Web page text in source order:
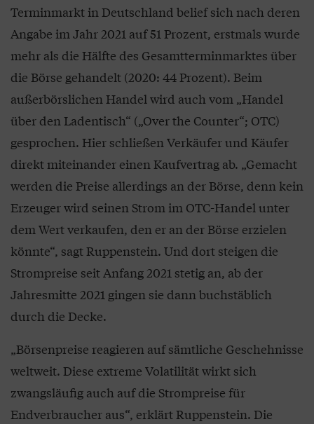
Terminmarkt in Deutschland belief sich nach deren
Angabe im Jahr 2021 auf 51 Prozent, erstmals wurde
mehr als die Hälfte des Gesamtterminmarktes über
die Börse gehandelt (2020: 44 Prozent). Beim
außerbörslichen Handel wird auch vom „Handel
über den Ladentisch“ („Over the Counter“; OTC)
gesprochen. Hier schließen Verkäufer und Käufer
direkt miteinander einen Kaufvertrag ab. „Gemacht
werden die Preise allerdings an der Börse, denn kein
Erzeuger wird seinen Strom im OTC-Handel unter
dem Wert verkaufen, den er an der Börse erzielen
könnte“, sagt Ruppenstein. Und dort steigen die
Strompreise seit Anfang 2021 stetig an, ab der
Jahresmitte 2021 gingen sie dann buchstäblich
durch die Decke.
„Börsenpreise reagieren auf sämtliche Geschehnisse
weltweit. Diese extreme Volatilität wirkt sich
zwangsläufig auch auf die Strompreise für
Endverbraucher aus“, erklärt Ruppenstein. Die